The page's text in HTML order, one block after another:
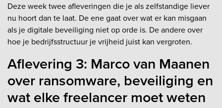
Deze week twee afleveringen die je als zelfstandige liever
nu hoort dan te laat. De ene gaat over wat er kan misgaan
als je digitale beveiliging niet op orde is. De andere over
hoe je bedrijfsstructuur je vrijheid juist kan vergroten.
Aflevering 3: Marco van Maanen
over ransomware, beveiliging en
wat elke freelancer moet weten